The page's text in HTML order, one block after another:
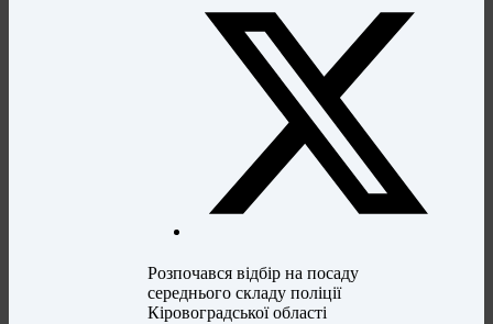
Розпочався відбір на посаду
середнього складу поліції
Кіровоградської області